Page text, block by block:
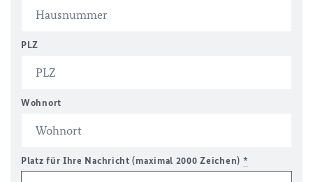
PLZ
Wohnort
Platz für Ihre Nachricht (maximal 2000 Zeichen) *